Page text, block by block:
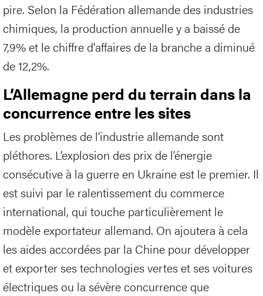
pire. Selon la Fédération allemande des industries
chimiques, la production annuelle y a baissé de
7,9% et le chiffre d'affaires de la branche a diminué
de 12,2%.
L’Allemagne perd du terrain dans la
concurrence entre les sites
Les problèmes de l’industrie allemande sont
pléthores. L’explosion des prix de l’énergie
consécutive à la guerre en Ukraine est le premier. Il
est suivi par le ralentissement du commerce
international, qui touche particulièrement le
modèle exportateur allemand. On ajoutera à cela
les aides accordées par la Chine pour développer
et exporter ses technologies vertes et ses voitures
électriques ou la sévère concurrence que